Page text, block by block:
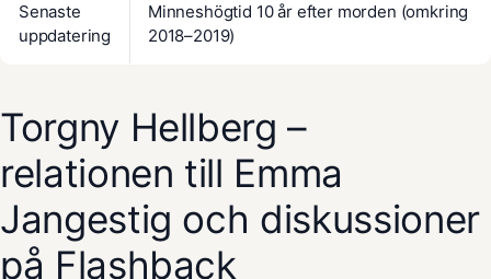
Senaste
uppdatering
Minneshögtid 10 år efter morden (omkring
2018–2019)
Torgny Hellberg –
relationen till Emma
Jangestig och diskussioner
på Flashback